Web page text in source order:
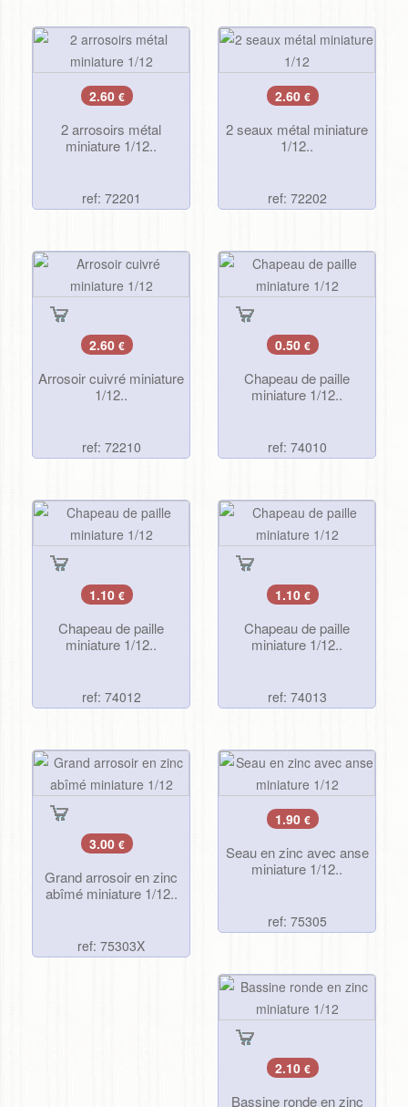
2.60 €
2 arrosoirs métal
miniature 1/12..
ref: 72201
2.60 €
2 seaux métal miniature
1/12..
ref: 72202
2.60 €
Arrosoir cuivré miniature
1/12..
ref: 72210
0.50 €
Chapeau de paille
miniature 1/12..
ref: 74010
1.10 €
Chapeau de paille
miniature 1/12..
ref: 74012
1.10 €
Chapeau de paille
miniature 1/12..
ref: 74013
3.00 €
Grand arrosoir en zinc
abîmé miniature 1/12..
ref: 75303X
1.90 €
Seau en zinc avec anse
miniature 1/12..
ref: 75305
2.10 €
Bassine ronde en zinc